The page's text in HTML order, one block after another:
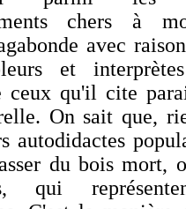
chers à
avec
et
ceux qu'il cite
On sait que,
autodidactes
du bois mort,
qui